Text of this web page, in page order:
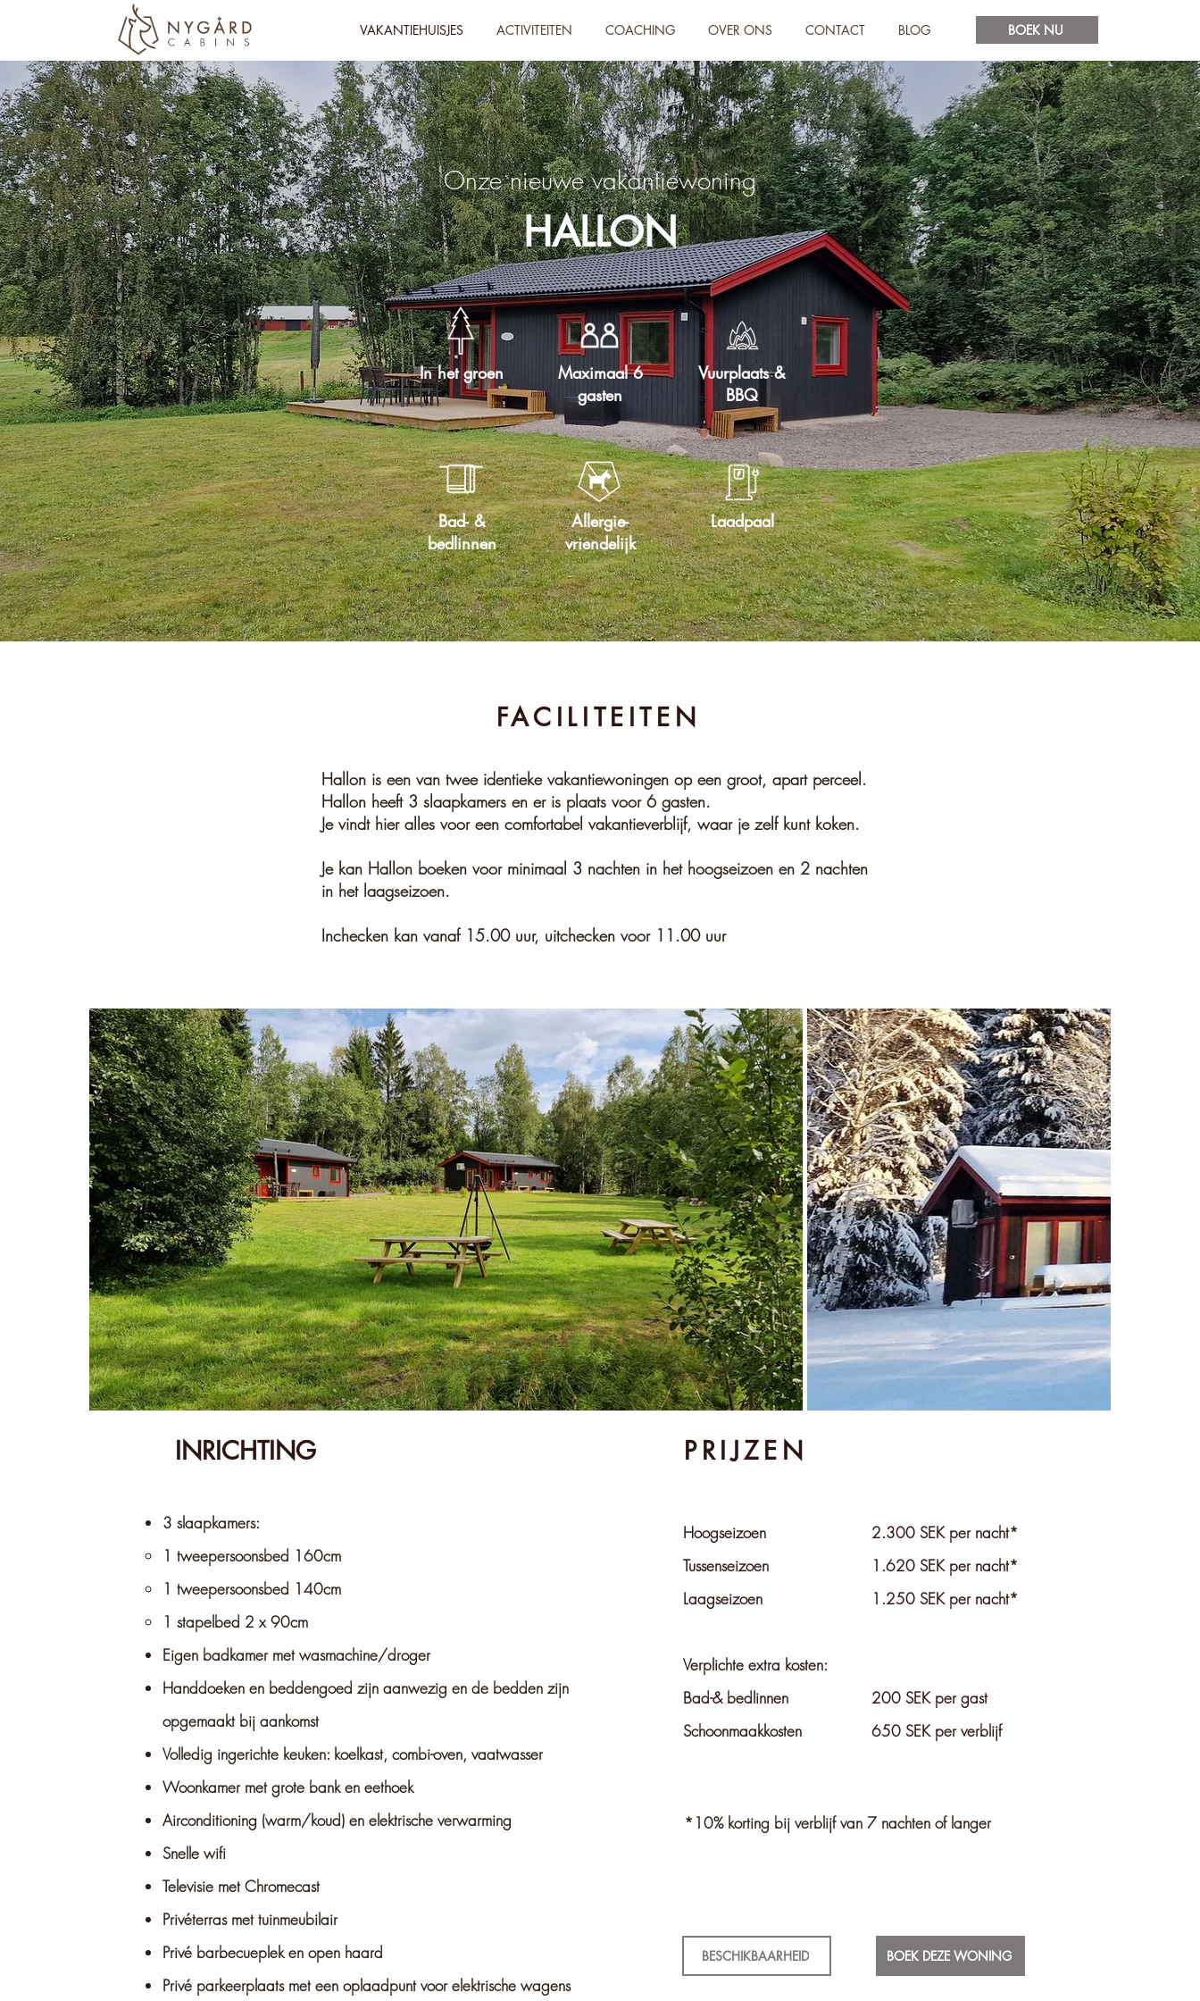
VAKANTIEHUISJES ACTIVITEITEN COACHING OVER ONS CONTACT BLOG BOEK NU
Onze nieuwe vakantiewoning
HALLON
In het groen
Bad- &
bedlinnen
Maximaal 6
gasten
Allergie-
vriendelijk
Vuurplaats &
BBQ
Laadpaal
FACILITEITEN
Hallon is een van twee identieke vakantiewoningen op een groot, apart perceel.
Hallon heeft 3 slaapkamers en er is plaats voor 6 gasten.
Je vindt hier alles voor een comfortabel vakantieverblijf, waar je zelf kunt koken.
Je kan Hallon boeken voor minimaal 3 nachten in het hoogseizoen en 2 nachten
in het laagseizoen.
Inchecken kan vanaf 15.00 uur, uitchecken voor 11.00 uur
INRICHTING
3 slaapkamers:
1 tweepersoonsbed 160cm
1 tweepersoonsbed 140cm
1 stapelbed 2 x 90cm
Eigen badkamer met wasmachine/droger
Handdoeken en beddengoed zijn aanwezig en de bedden zijn
opgemaakt bij aankomst
Volledig ingerichte keuken: koelkast, combi-oven, vaatwasser
Woonkamer met grote bank en eethoek
Airconditioning (warm/koud) en elektrische verwarming
Snelle wifi
Televisie met Chromecast
Privéterras met tuinmeubilair
Privé barbecueplek en open haard
Privé parkeerplaats met een oplaadpunt voor elektrische wagens
PRIJZEN
Hoogseizoen
Tussenseizoen
Laagseizoen
Verplichte extra kosten:
Bad-& bedlinnen
Schoonmaakkosten
2.300 SEK per nacht*
1.620 SEK per nacht*
1.250 SEK per nacht*
200 SEK per gast
650 SEK per verblijf
*10% korting bij verblijf van 7 nachten of langer
BESCHIKBAARHEID BOEK DEZE WONING